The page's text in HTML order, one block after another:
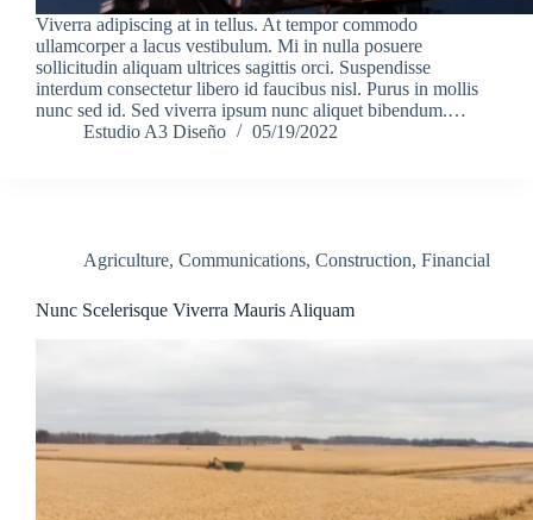
Viverra adipiscing at in tellus. At tempor commodo
ullamcorper a lacus vestibulum. Mi in nulla posuere
sollicitudin aliquam ultrices sagittis orci. Suspendisse
interdum consectetur libero id faucibus nisl. Purus in mollis
nunc sed id. Sed viverra ipsum nunc aliquet bibendum.…
Estudio A3 Diseño
05/19/2022
Agriculture, Communications, Construction, Financial
Nunc Scelerisque Viverra Mauris Aliquam